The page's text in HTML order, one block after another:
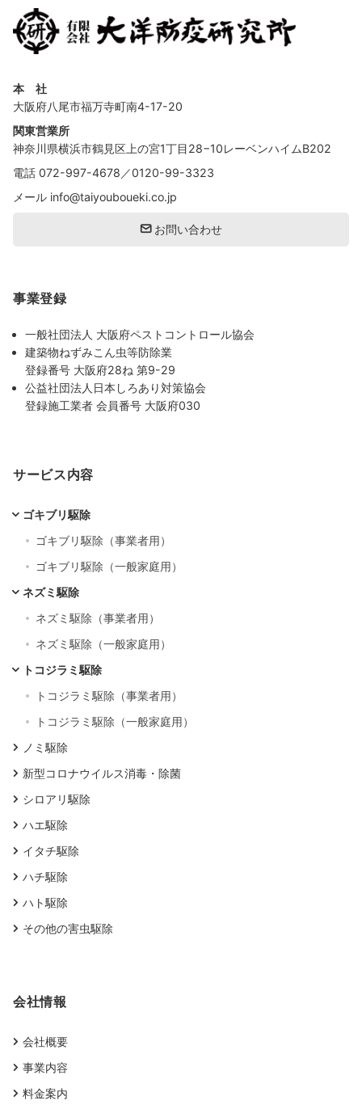
本 社
大阪府八尾市福万寺町南4-17-20
関東営業所
神奈川県横浜市鶴見区上の宮1丁目28−10レーベンハイムB202
電話 072-997-4678 ／0120-99-3323
メール info@taiyouboueki.co.jp
お問い合わせ
事業登録
一般社団法人 大阪府ペストコントロール協会
建築物ねずみこん虫等防除業
登録番号 大阪府28ね 第9-29
公益社団法人日本しろあり対策協会
登録施工業者 会員番号 大阪府030
サービス内容
ゴキブリ駆除
ゴキブリ駆除（事業者用）
ゴキブリ駆除（一般家庭用）
ネズミ駆除
ネズミ駆除（事業者用）
ネズミ駆除（一般家庭用）
トコジラミ駆除
トコジラミ駆除（事業者用）
トコジラミ駆除（一般家庭用）
ノミ駆除
新型コロナウイルス消毒・除菌
シロアリ駆除
ハエ駆除
イタチ駆除
ハチ駆除
ハト駆除
その他の害虫駆除
会社情報
会社概要
事業内容
料金案内